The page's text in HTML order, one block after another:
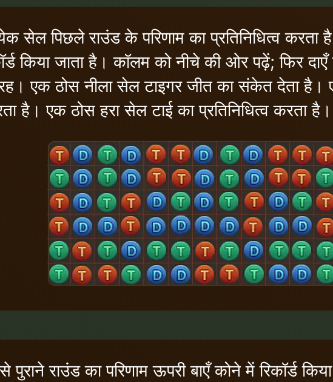
सेल पिछले राउंड के परिणाम का प्रतिनिधित्व करता
किया जाता है। कॉलम को नीचे की ओर पढ़ें; फिर
एक ठोस नीला सेल टाइगर जीत का संकेत देता
है। एक ठोस हरा सेल टाई का प्रतिनिधित्व करता है।
पुराने राउंड का परिणाम ऊपरी बाएँ कोने में रिकॉर्ड